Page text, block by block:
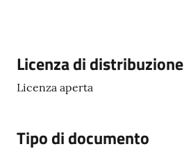
SUE
argomenti...
Descrizione
Licenza di distribuzione
Licenza aperta
Tipo di documento